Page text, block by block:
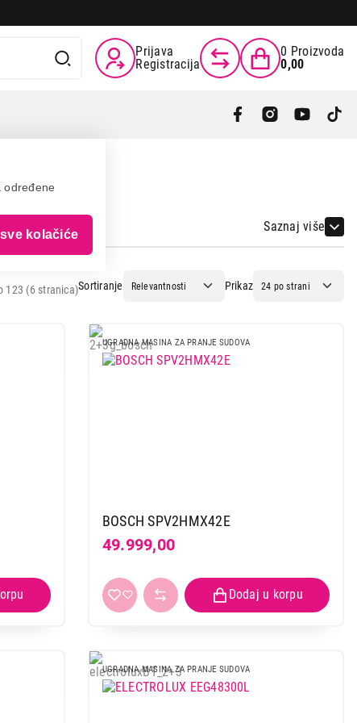
određene
kolačiće
Prijava
Registracija
0 Proizvoda
0,00
Saznaj više
Sortiranje Prikaz
123 (6 stranica)
UGRADNA MASINA ZA PRANJE SUDOVA
BOSCH SPV2HMX42E
49.999,00
UGRADNA MASINA ZA PRANJE SUDOVA